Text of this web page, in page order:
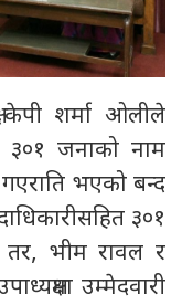
केपी शर्मा ओलीले
३०१ जनाको नाम
भएको बन्द
३०१
तर, भीम रावल र
उम्मेदवारी